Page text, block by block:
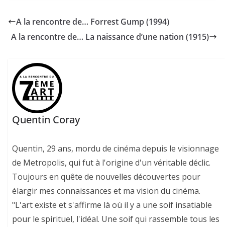
A la rencontre de… Forrest Gump (1994)
A la rencontre de… La naissance d’une nation (1915)
Quentin Coray
Quentin, 29 ans, mordu de cinéma depuis le visionnage
de Metropolis, qui fut à l'origine d'un véritable déclic.
Toujours en quête de nouvelles découvertes pour
élargir mes connaissances et ma vision du cinéma.
"L'art existe et s'affirme là où il y a une soif insatiable
pour le spirituel, l'idéal. Une soif qui rassemble tous les